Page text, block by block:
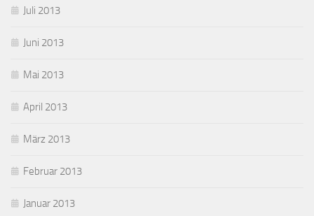
Juli 2013
Juni 2013
Mai 2013
April 2013
März 2013
Februar 2013
Januar 2013